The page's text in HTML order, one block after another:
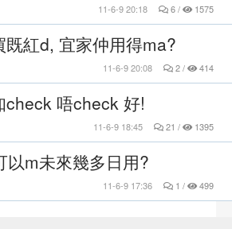
6 / 1575
11-6-9 20:18
既紅d, 宜家仲用得ma?
2 / 414
11-6-9 20:08
check 唔check 好!
21 / 1395
11-6-9 18:45
以m未來幾多日用?
1 / 499
11-6-9 17:36